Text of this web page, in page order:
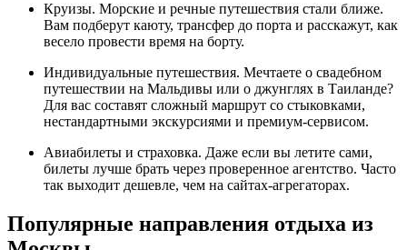
Круизы. Морские и речные путешествия стали ближе.
Вам подберут каюту, трансфер до порта и расскажут, как
весело провести время на борту.
Индивидуальные путешествия. Мечтаете о свадебном
путешествии на Мальдивы или о джунглях в Таиланде?
Для вас составят сложный маршрут со стыковками,
нестандартными экскурсиями и премиум-сервисом.
Авиабилеты и страховка. Даже если вы летите сами,
билеты лучше брать через проверенное агентство. Часто
так выходит дешевле, чем на сайтах-агрегаторах.
Популярные направления отдыха из